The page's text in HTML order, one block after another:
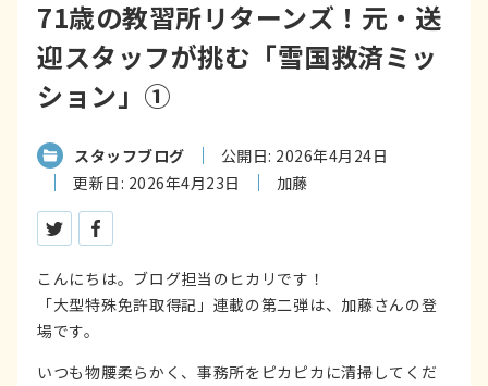
71歳の教習所リターンズ！元・送
迎スタッフが挑む「雪国救済ミッ
ション」①
スタッフブログ
公開日: 2026年4月24日
更新日: 2026年4月23日
加藤
ツイートする
こんにちは。ブログ担当のヒカリです！
「大型特殊免許取得記」連載の第二弾は、加藤さんの登
場です。
いつも物腰柔らかく、事務所をピカピカに清掃してくだ